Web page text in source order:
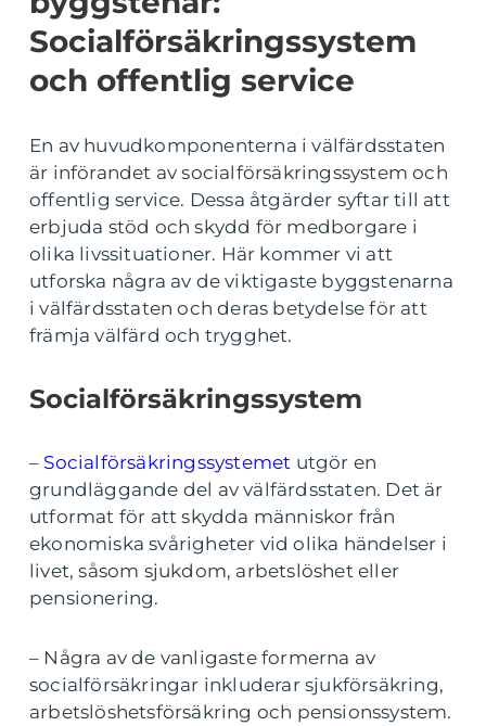
Socialförsäkringssystem
och offentlig service
En av huvudkomponenterna i välfärdsstaten
är införandet av socialförsäkringssystem och
offentlig service. Dessa åtgärder syftar till att
erbjuda stöd och skydd för medborgare i
olika livssituationer. Här kommer vi att
utforska några av de viktigaste byggstenarna
i välfärdsstaten och deras betydelse för att
främja välfärd och trygghet.
Socialförsäkringssystem
– Socialförsäkringssystemet utgör en
grundläggande del av välfärdsstaten. Det är
utformat för att skydda människor från
ekonomiska svårigheter vid olika händelser i
livet, såsom sjukdom, arbetslöshet eller
pensionering.
– Några av de vanligaste formerna av
socialförsäkringar inkluderar sjukförsäkring,
arbetslöshetsförsäkring och pensionssystem.